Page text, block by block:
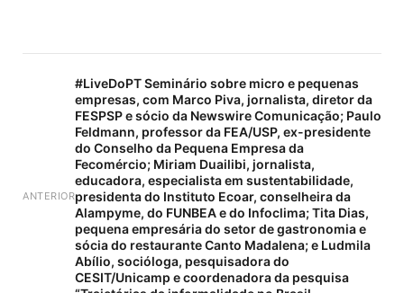
ANTERIOR
#LiveDoPT Seminário sobre micro e pequenas
empresas, com Marco Piva, jornalista, diretor da
FESPSP e sócio da Newswire Comunicação; Paulo
Feldmann, professor da FEA/USP, ex-presidente
do Conselho da Pequena Empresa da
Fecomércio; Miriam Duailibi, jornalista,
educadora, especialista em sustentabilidade,
presidenta do Instituto Ecoar, conselheira da
Alampyme, do FUNBEA e do Infoclima; Tita Dias,
pequena empresária do setor de gastronomia e
sócia do restaurante Canto Madalena; e Ludmila
Abílio, socióloga, pesquisadora do
CESIT/Unicamp e coordenadora da pesquisa